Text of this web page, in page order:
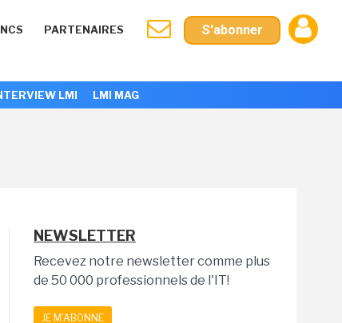
PARTENAIRES S'abonner
LMI LMI MAG
NEWSLETTER
Recevez notre newsletter comme plus
de 50 000 professionnels de l'IT!
JE M'ABONNE